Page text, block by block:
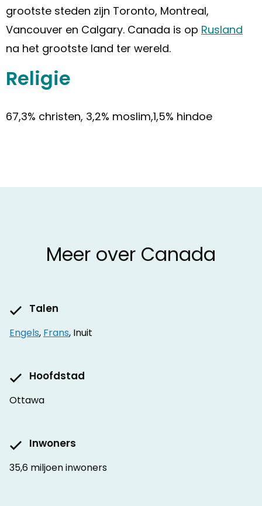
grootste steden zijn Toronto, Montreal,
Vancouver en Calgary. Canada is op Rusland
na het grootste land ter wereld.
Religie
67,3% christen, 3,2% moslim,1,5% hindoe
Meer over Canada
Talen
Engels, Frans, Inuit
Hoofdstad
Ottawa
Inwoners
35,6 miljoen inwoners